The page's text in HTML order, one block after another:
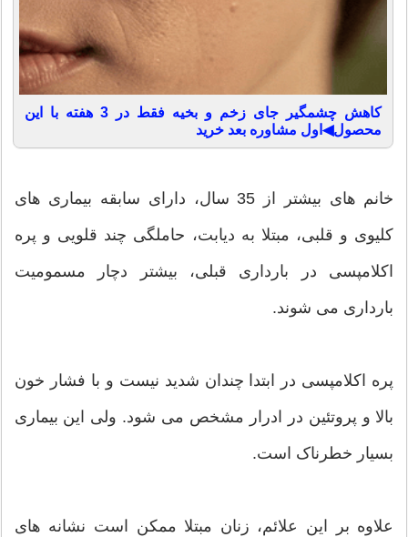
کاهش چشمگیر جای زخم و بخیه فقط در 3 هفته با این
محصول◀اول مشاوره بعد خرید
خانم های بیشتر از 35 سال، دارای سابقه بیماری های
کلیوی و قلبی، مبتلا به دیابت، حاملگی چند قلویی و پره
اکلامپسی در بارداری قبلی، بیشتر دچار مسمومیت
بارداری می شوند.
پره اکلامپسی در ابتدا چندان شدید نیست و با فشار خون
بالا و پروتئین در ادرار مشخص می شود. ولی این بیماری
بسیار خطرناک است.
علاوه بر این علائم، زنان مبتلا ممکن است نشانه های